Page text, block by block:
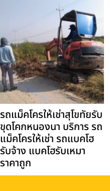
รถแม็คโครให้เช่าสุโขทัยรับ
ขุดโคกหนองนา บริการ รถ
แม็คโครให้เช่า รถแบคโฮ
รับจ้าง แบคโฮรับเหมา
ราคาถูก